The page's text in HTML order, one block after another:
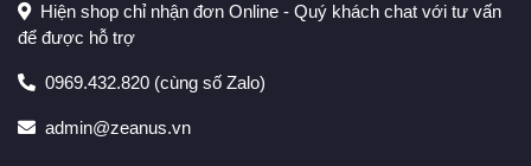
Hiện shop chỉ nhận đơn Online - Quý khách chat với tư vấn
để được hỗ trợ
0969.432.820 (cùng số Zalo)
admin@zeanus.vn